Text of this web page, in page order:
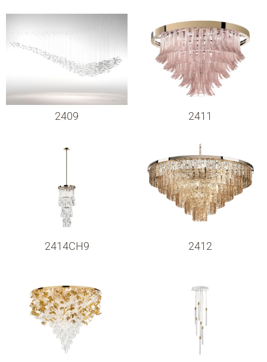
2409 2411
2414CH9 2412